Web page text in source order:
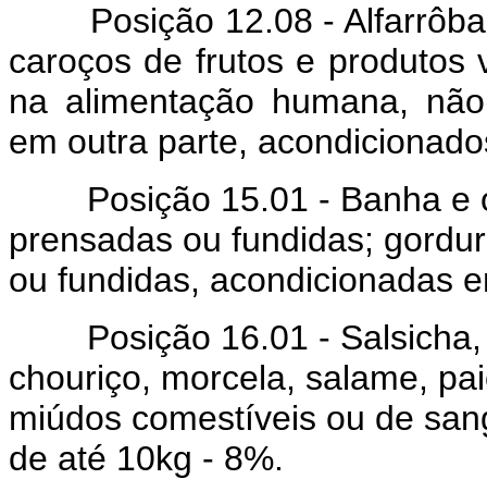
Posição 12.08 - Alfarrôba,
caroços de frutos e produtos
na alimentação humana,
em outra parte,
Posição 15.01 - Banha e
prensadas ou fundidas;
ou fundidas, acondicionadas
Posição 16.01 - Salsicha,
chouriço, morcela, salame,
miúdos comestíveis ou de
de até 10kg - 8%.